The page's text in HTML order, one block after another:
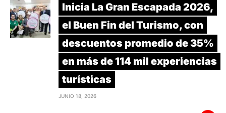
Inicia La Gran Escapada 2026,
el Buen Fin del Turismo, con
descuentos promedio de 35%
en más de 114 mil experiencias
turísticas
JUNIO 18, 2026